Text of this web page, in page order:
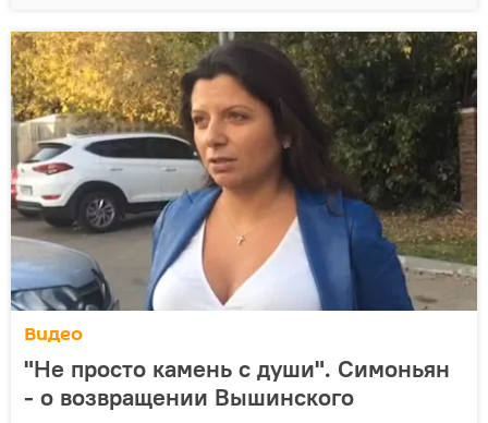
Видео
"Не просто камень с души". Симоньян
- о возвращении Вышинского